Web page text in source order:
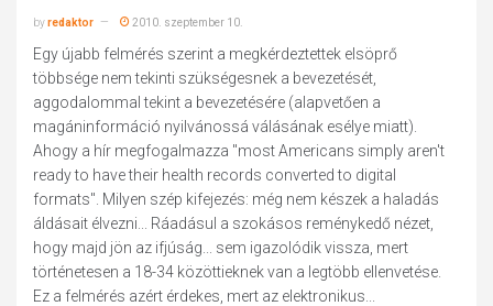
byredaktor 2010. szeptember 10.
Egy újabb felmérés szerint a megkérdeztettek elsöprő
többsége nem tekinti szükségesnek a bevezetését,
aggodalommal tekint a bevezetésére (alapvetően a
magáninformáció nyilvánossá válásának esélye miatt).
Ahogy a hír megfogalmazza "most Americans simply aren't
ready to have their health records converted to digital
formats". Milyen szép kifejezés: még nem készek a haladás
áldásait élvezni... Ráadásul a szokásos reménykedő nézet,
hogy majd jön az ifjúság... sem igazolódik vissza, mert
történetesen a 18-34 közöttieknek van a legtöbb ellenvetése.
Ez a felmérés azért érdekes, mert az elektronikus...